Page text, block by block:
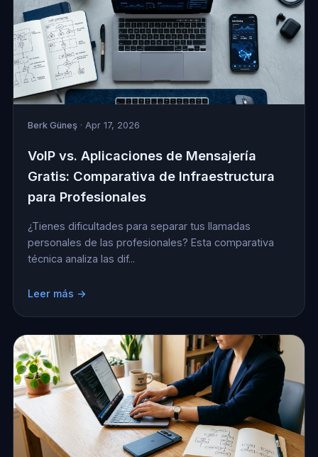
Berk Güneş· Apr 17, 2026
VoIP vs. Aplicaciones de Mensajería
Gratis: Comparativa de Infraestructura
para Profesionales
¿Tienes dificultades para separar tus llamadas
personales de las profesionales? Esta comparativa
técnica analiza las dif...
Leer más →